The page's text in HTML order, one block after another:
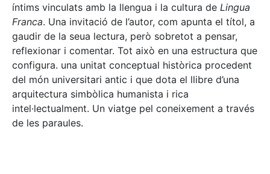
íntims vinculats amb la llengua i la cultura de Lingua
Franca. Una invitació de l’autor, com apunta el títol, a
gaudir de la seua lectura, però sobretot a pensar,
reflexionar i comentar. Tot això en una estructura que
configura. una unitat conceptual històrica procedent
del món universitari antic i que dota el llibre d’una
arquitectura simbòlica humanista i rica
intel·lectualment. Un viatge pel coneixement a través
de les paraules.